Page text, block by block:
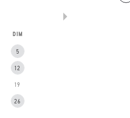
DIM
5
12
19
26